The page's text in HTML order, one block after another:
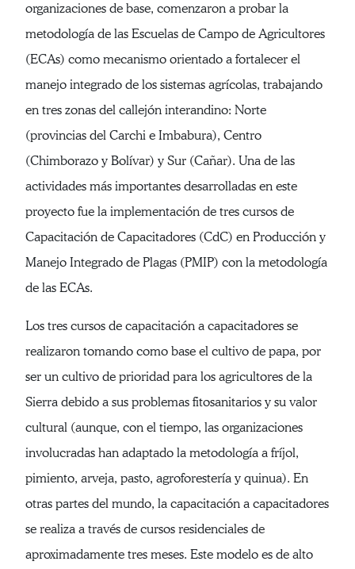
organizaciones de base, comenzaron a probar la
metodología de las Escuelas de Campo de Agricultores
(ECAs) como mecanismo orientado a fortalecer el
manejo integrado de los sistemas agrícolas, trabajando
en tres zonas del callejón interandino: Norte
(provincias del Carchi e Imbabura), Centro
(Chimborazo y Bolívar) y Sur (Cañar). Una de las
actividades más importantes desarrolladas en este
proyecto fue la implementación de tres cursos de
Capacitación de Capacitadores (CdC) en Producción y
Manejo Integrado de Plagas (PMIP) con la metodología
de las ECAs.
Los tres cursos de capacitación a capacitadores se
realizaron tomando como base el cultivo de papa, por
ser un cultivo de prioridad para los agricultores de la
Sierra debido a sus problemas fitosanitarios y su valor
cultural (aunque, con el tiempo, las organizaciones
involucradas han adaptado la metodología a fríjol,
pimiento, arveja, pasto, agroforestería y quinua). En
otras partes del mundo, la capacitación a capacitadores
se realiza a través de cursos residenciales de
aproximadamente tres meses. Este modelo es de alto